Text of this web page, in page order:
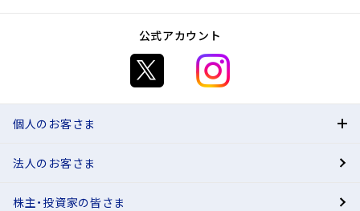
公式アカウント
個人のお客さま
BANK
有人店舗
法人のお客さま
株主・投資家の皆さま